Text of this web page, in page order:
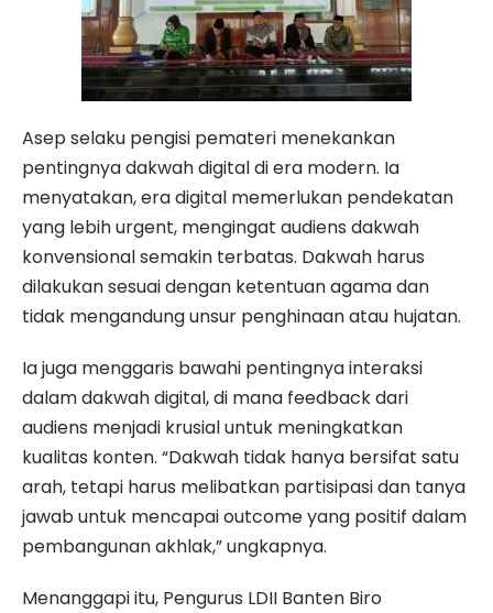
Asep selaku pengisi pemateri menekankan
pentingnya dakwah digital di era modern. Ia
menyatakan, era digital memerlukan pendekatan
yang lebih urgent, mengingat audiens dakwah
konvensional semakin terbatas. Dakwah harus
dilakukan sesuai dengan ketentuan agama dan
tidak mengandung unsur penghinaan atau hujatan.
Ia juga menggaris bawahi pentingnya interaksi
dalam dakwah digital, di mana feedback dari
audiens menjadi krusial untuk meningkatkan
kualitas konten. “Dakwah tidak hanya bersifat satu
arah, tetapi harus melibatkan partisipasi dan tanya
jawab untuk mencapai outcome yang positif dalam
pembangunan akhlak,” ungkapnya.
Menanggapi itu, Pengurus LDII Banten Biro